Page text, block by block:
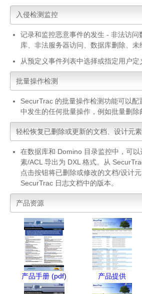
入侵检测监控
记录和监控恶意事件的发生 - 非法访问
库、非法服务器访问、数据库删除、未
从预定义事件列表中选择或指定用户定
批量操作检测
SecurTrac 的批量操作检测功能可以配
中发生的任何批量操作，例如批量删除
轻松恢复已删除或更新的文档、设计元素
在数据库和 Domino 目录监控中，可
素/ACL 导出为 DXL 格式。从
点击按钮将已删除或修改的文档/设计
SecurTrac 日志文档中的版本。
产品资源
产品手册 (pdf) 产品提供